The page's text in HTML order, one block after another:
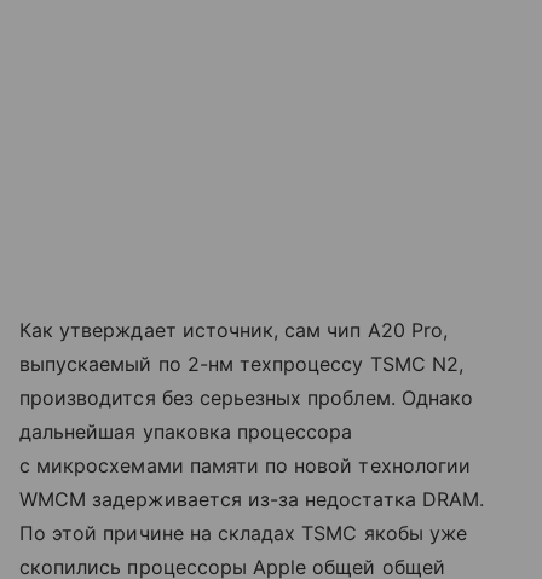
Как утверждает источник, сам чип A20 Pro,
выпускаемый по 2-нм техпроцессу TSMC N2,
производится без серьезных проблем. Однако
дальнейшая упаковка процессора
с микросхемами памяти по новой технологии
WMCM задерживается из-за недостатка DRAM.
По этой причине на складах TSMC якобы уже
скопились процессоры Apple общей общей